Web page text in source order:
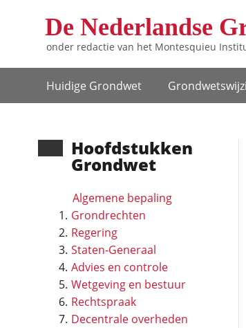
De Nederlandse
onder redactie van het Montesquieu
Hoofdnavigatie
Huidige Grondwet
Hoofd­stukken
Grondwet
Algemene bepaling
Grondrechten
Regering
Staten-Generaal
Advies en controle
Wetgeving en bestuur
Rechtspraak
Decentrale overheden